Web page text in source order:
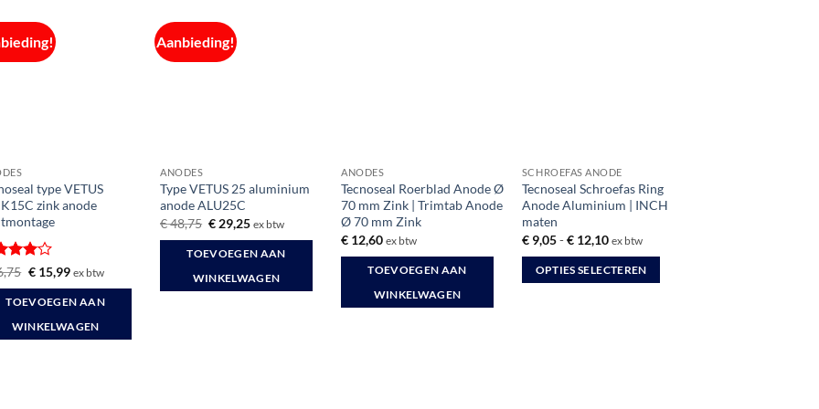
type VETUS
zink anode
Oorspronkelijke
was:
€ 26,75.
€15,99Huidige
is:
€ 15,99.
ex btw
TOEVOEGEN AAN
WINKELWAGEN
Aanbieding!
ANODES
Type VETUS 25 aluminium
anode ALU25C
€48,75 Oorspronkelijke
prijs
was:
€ 48,75.
€ 29,25Huidige
is:
€ 29,25.
ex btw
TOEVOEGEN AAN
WINKELWAGEN
ANODES
Tecnoseal Roerblad Anode Ø
70 mm Zink | Trimtab Anode
Ø 70 mm Zink
€ 12,60 ex btw
TOEVOEGEN AAN
WINKELWAGEN
SCHROEFAS ANODE
Tecnoseal Schroefas Ring
Anode Aluminium | INCH
maten
€9,05-€12,10Prijsklasse:
tot
€ 12,10
ex btw
OPTIES SELECTEREN